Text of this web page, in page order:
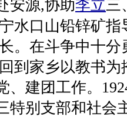
安源,协助李立三
水口山铅锌矿
。在斗争中十
到家乡以教书
、建团工作。
特别支部和社会